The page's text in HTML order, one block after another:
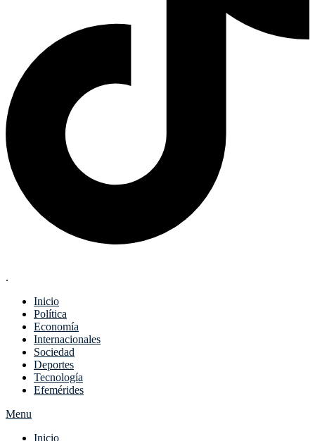
.
Inicio
Política
Economía
Internacionales
Sociedad
Deportes
Tecnología
Efemérides
Menu
Inicio